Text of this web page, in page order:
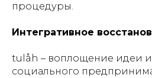
процедуры.
Интегративное
tulåh – воплощение идеи
социального